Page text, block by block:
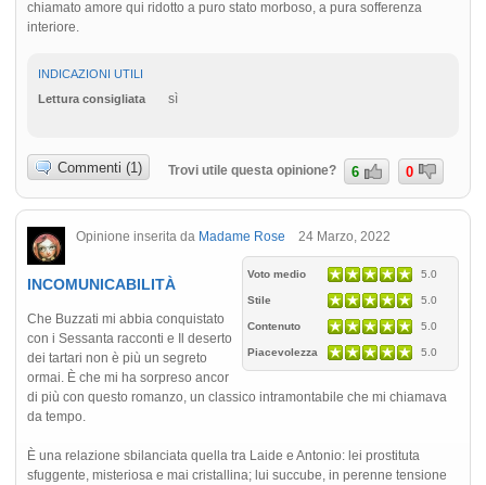
chiamato amore qui ridotto a puro stato morboso, a pura sofferenza
interiore.
INDICAZIONI UTILI
Lettura consigliata
sì
Commenti (1) Trovi utile questa opinione? 6 0
Opinione inserita da Madame Rose 24 Marzo, 2022
Voto medio 5.0
Stile 5.0
Contenuto 5.0
Piacevolezza 5.0
INCOMUNICABILITÀ
Che Buzzati mi abbia conquistato
con i Sessanta racconti e Il deserto
dei tartari non è più un segreto
ormai. È che mi ha sorpreso ancor
di più con questo romanzo, un classico intramontabile che mi chiamava
da tempo.
È una relazione sbilanciata quella tra Laide e Antonio: lei prostituta
sfuggente, misteriosa e mai cristallina; lui succube, in perenne tensione